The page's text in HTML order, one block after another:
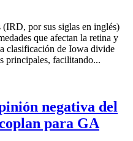
por sus siglas en inglés)
que afectan la retina y
clasificación de Iowa divide
principales, facilitando...
negativa del
para GA